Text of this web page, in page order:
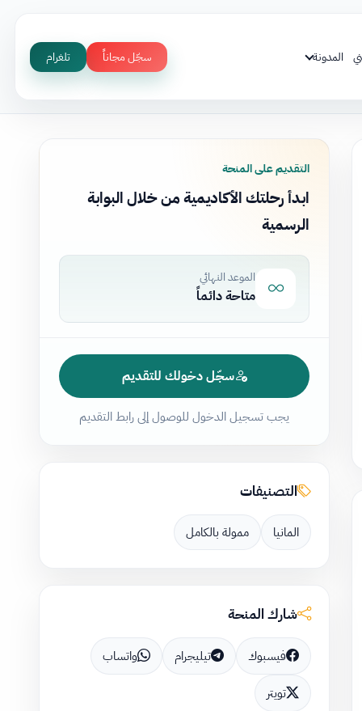
المدونة سجّل مجاناً تلغرام
التقديم على المنحة
ابدأ رحلتك الأكاديمية من خلال البوابة
الرسمية
الموعد النهائي
متاحة دائماً
سجّل دخولك للتقديم
يجب تسجيل الدخول للوصول إلى رابط التقديم
التصنيفات
المانيا ممولة بالكامل
شارك المنحة
فيسبوك تيليجرام واتساب
تويتر